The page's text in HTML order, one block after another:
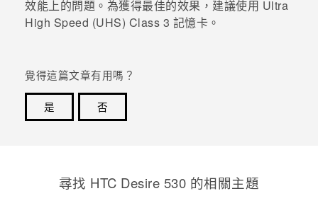
企業採購
支援服務
效能上的問題。為獲得最佳的效果，建議使用 Ultra
High Speed (UHS) Class 3 記憶卡。
覺得這篇文章有用嗎？
是
否
尋找 HTC Desire 530 的相關主題